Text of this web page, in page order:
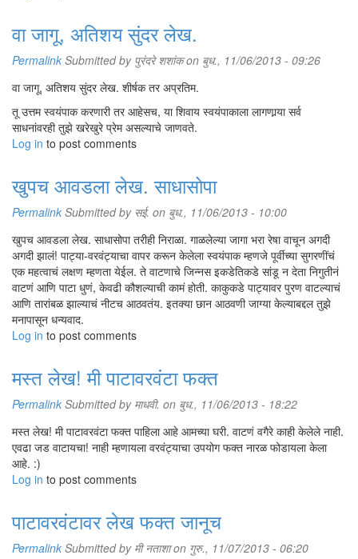
वा जागू, अतिशय सुंदर लेख.
Permalink Submitted by पुरंदरे शशांकon बुध., 11/06/2013 - 09:26
वा जागू, अतिशय सुंदर लेख. शीर्षक तर अप्रतिम.
तू उत्तम स्वयंपाक करणारी तर आहेसच, या शिवाय स्वयंपाकाला लागणार्‍या सर्व
साधनांवरही तुझे खरेखुरे प्रेम असल्याचे जाणवते.
Log in to post comments
खुपच आवडला लेख. साधासोपा
Permalink Submitted by सई. on बुध., 11/06/2013 - 10:00
खुपच आवडला लेख. साधासोपा तरीही निराळा. गाळलेल्या जागा भरा रेषा वाचून अगदी
अगदी झालं! पाट्या-वरवंट्याचा वापर करून केलेला स्वयंपाक म्हणजे पूर्वीच्या सुगरणींचं
एक महत्वाचं लक्षण म्हणता येईल. ते वाटणाचे जिन्नस इकडेतिकडे सांडू न देता निगुतीनं
वाटणं आणि पाटा धुणं, केवढी कौशल्याची कामं होती. काकुकडे पाट्यावर पुरण वाटल्याचं
आणि तारांबळ झाल्याचं नीटच आठवतंय. इतक्या छान आठवणी जाग्या केल्याबद्दल तुझे
मनापासून धन्यवाद.
Log in to post comments
मस्त लेख! मी पाटावरवंटा फक्त
Permalink Submitted by माधवी. on बुध., 11/06/2013 - 18:22
मस्त लेख! मी पाटावरवंटा फक्त पाहिला आहे आमच्या घरी. वाटणं वगैरे काही केलेले नाही.
एवढा जड वाटायचा! नाही म्हणायला वरवंट्याचा उपयोग फक्त नारळ फोडायला केला
आहे. :)
Log in to post comments
पाटावरवंटावर लेख फक्त जानूच
Permalink Submitted by मी नताशाon गुरु., 11/07/2013 - 06:20